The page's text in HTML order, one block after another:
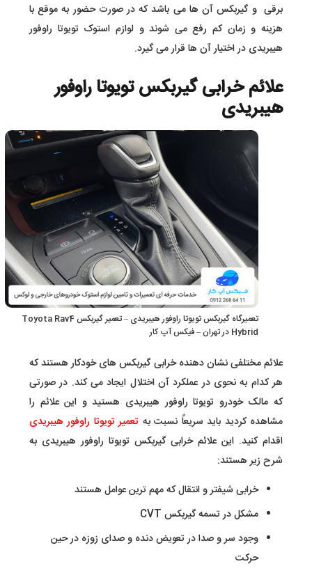
برقی و گیربکس آن ها می باشد که در صورت حضور به موقع با
هزینه و زمان کم رفع می شوند و لوازم استوک تویوتا راوفور
هیبریدی در اختیار آن ها قرار می گیرد.
علائم خرابی گیربکس تویوتا راوفور
هیبریدی
تعمیرگاه گیربکس تویوتا راوفور هیبریدی – تعمیر گیربکس Toyota Rav4
Hybrid در تهران – فیکس آپ کار
علائم مختلفی نشان دهنده خرابی گیربکس های خودکار هستند که
هر کدام به نحوی در عملکرد آن اختلال ایجاد می کند. در صورتی
که مالک خودرو تویوتا راوفور هیبریدی هستید و این علائم را
مشاهده کردید باید سریعاً نسبت به تعمیر تویوتا راوفور هیبریدی
اقدام کنید. این علائم خرابی گیربکس تویوتا راوفور هیبریدی به
شرح زیر هستند:
خرابی شیفتر و انتقال که مهم ترین عوامل هستند
مشکل در تسمه گیربکس CVT
وجود سر و صدا در تعویض دنده و صدای زوزه در حین
حرکت